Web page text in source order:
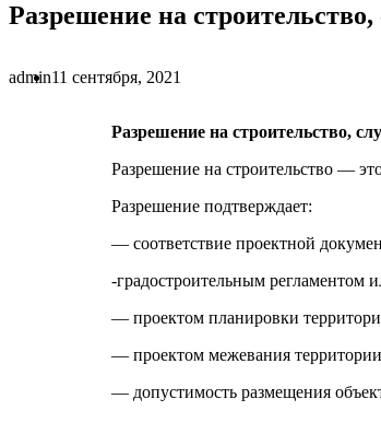
Разрешение на
admin11 сентября, 2021
Разрешение на строительство,
Разрешение на строительство —
Разрешение подтверждает:
— соответствие проектной
-градостроительным регламентом
— проектом планировки
— проектом межевания территории
— допустимость размещения